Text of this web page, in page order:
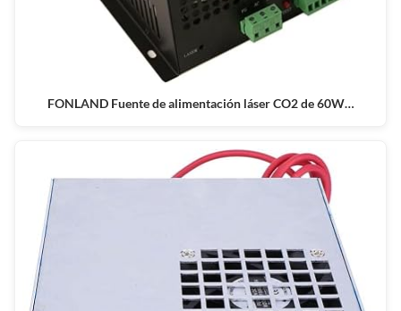
FONLAND Fuente de alimentación láser CO2 de 60W…